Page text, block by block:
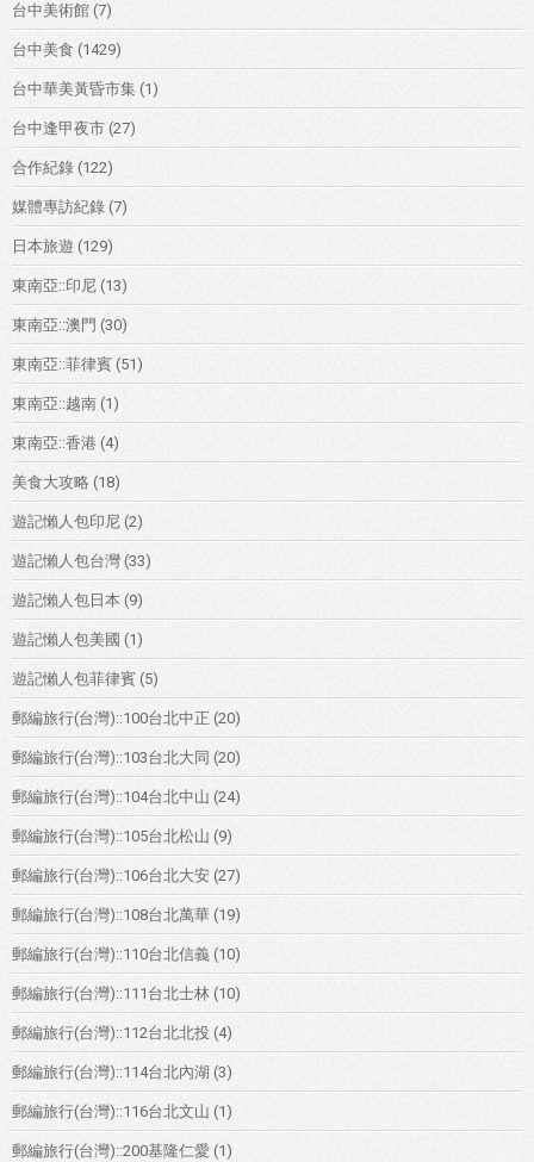
台中美術館 (7)
台中美食 (1429)
台中華美黃昏市集 (1)
台中逢甲夜市 (27)
合作紀錄 (122)
媒體專訪紀錄 (7)
日本旅遊 (129)
東南亞::印尼 (13)
東南亞::澳門 (30)
東南亞::菲律賓 (51)
東南亞::越南 (1)
東南亞::香港 (4)
美食大攻略 (18)
遊記懶人包印尼 (2)
遊記懶人包台灣 (33)
遊記懶人包日本 (9)
遊記懶人包美國 (1)
遊記懶人包菲律賓 (5)
郵編旅行(台灣)::100台北中正 (20)
郵編旅行(台灣)::103台北大同 (20)
郵編旅行(台灣)::104台北中山 (24)
郵編旅行(台灣)::105台北松山 (9)
郵編旅行(台灣)::106台北大安 (27)
郵編旅行(台灣)::108台北萬華 (19)
郵編旅行(台灣)::110台北信義 (10)
郵編旅行(台灣)::111台北士林 (10)
郵編旅行(台灣)::112台北北投 (4)
郵編旅行(台灣)::114台北內湖 (3)
郵編旅行(台灣)::116台北文山 (1)
郵編旅行(台灣)::200基隆仁愛 (1)